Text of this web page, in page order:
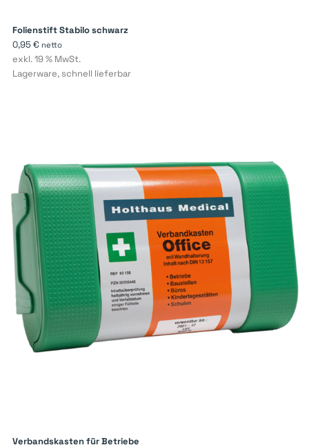
Folienstift Stabilo schwarz
0,95 € netto
exkl. 19 % MwSt.
Lagerware, schnell lieferbar
Verbandskasten für Betriebe